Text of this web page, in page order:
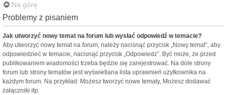
Na górę
Problemy z pisaniem
Jak utworzyć nowy temat na forum lub wysłać odpowiedź w temacie?
Aby utworzyć nowy temat na forum, należy nacisnąć przycisk „Nowy temat”, aby
odpowiedzieć w temacie, nacisnąć przycisk „Odpowiedz”. Być może, że przed
publikowaniem wiadomości trzeba będzie się zarejestrować. Na dole strony
forum lub strony tematów jest wyświetlana lista uprawnień użytkownika na
każdym forum. Na przykład: Możesz tworzyć nowe tematy, Możesz dodawać
załączniki itp.